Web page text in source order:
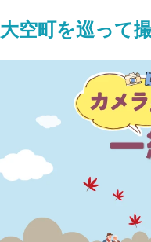
大空町を巡って